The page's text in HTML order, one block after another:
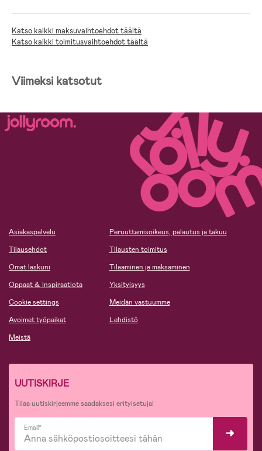
Katso kaikki maksuvaihtoehdot täältä
Katso kaikki toimitusvaihtoehdot täältä
Viimeksi katsotut
Asiakaspalvelu
Tilausehdot
Omat laskuni
Oppaat & Inspiraatiota
Cookie settings
Avoimet työpaikat
Meistä
Peruuttamisoikeus, palautus ja takuu
Tilausten toimitus
Tilaaminen ja maksaminen
Yksityisyys
Meidän vastuumme
Lehdistö
UUTISKIRJE
Tilaa uutiskirjeemme saadaksesi erityisetuja!
Email*